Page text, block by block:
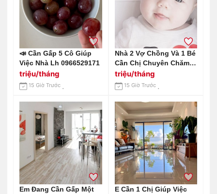
📣 Cần Gấp 5 Cô Giúp
Việc Nhà Lh 0966529171
triệu/tháng
15 Giờ Trước
Nhà 2 Vợ Chồng Và 1 Bé
Cần Chị Chuyên Chăm
Bé Trên Đường An
Dương Vương Q6
Lương Cao Đây Ạ.
triệu/tháng
15 Giờ Trước
Em Đang Cần Gấp Một
E Cần 1 Chị Giúp Việc